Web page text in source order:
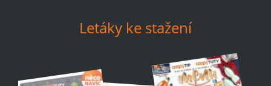
Letáky ke stažení